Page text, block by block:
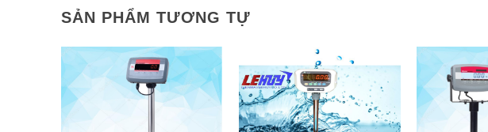
SẢN PHẨM TƯƠNG TỰ